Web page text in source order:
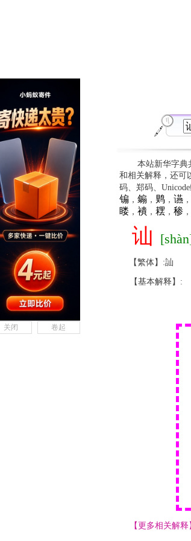
本站新华字典
和相关解释，还可
码、郑码、
䦂 ， 䥇 ， 䴗， 䜩，
䁖， 䙡， 䎬 ， 䅟，
讪
【繁体】:訕
【基本解释】:
【更多相关解
关闭 卷起